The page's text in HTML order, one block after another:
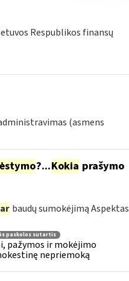
Respublikos finansų
(asmens
?...Kokia prašymo
ar baudų sumokėjimą Aspektas
paskolos sutartis
pažymos ir mokėjimo
nepriemoką